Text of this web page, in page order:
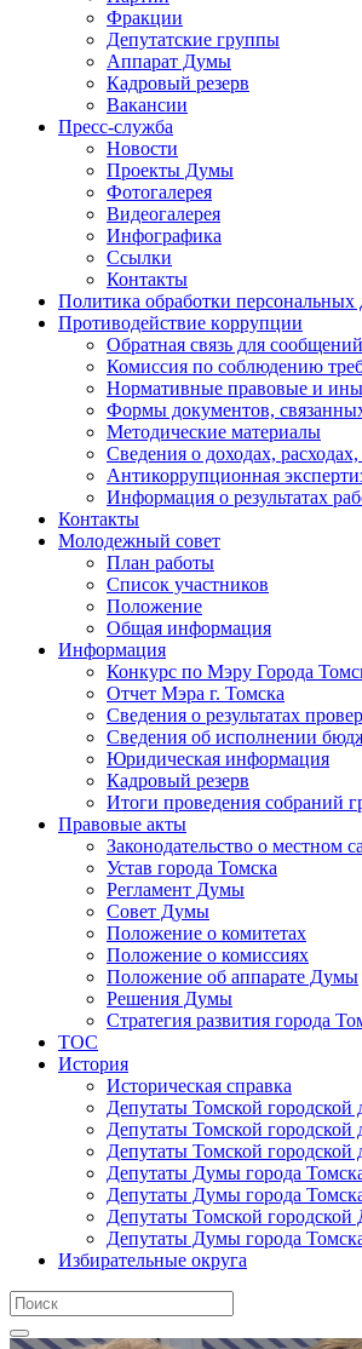
Фракции
Депутатские группы
Аппарат Думы
Кадровый резерв
Вакансии
Пресс-служба
Новости
Проекты Думы
Фотогалерея
Видеогалерея
Инфографика
Ссылки
Контакты
Политика обработки
Прoтивoдeйствие кoрpупции
Обратная связь для
Комиссия по соблюдению
Нормативные правовые и
Формы документов,
Методические материалы
Сведения о доходах,
Антикоррупционная
Информация о результатах
Контакты
Молодежный совет
План работы
Список участников
Положение
Общая информация
Информация
Конкурс по Мэру Города
Отчет Мэра г. Томска
Сведения о результатах
Сведения об исполнении
Юридическая информация
Кадровый резерв
Итоги проведения собраний
Правовые акты
Законодательство о местном
Устав города Томска
Регламент Думы
Совет Думы
Положение о комитетах
Положение о комиссиях
Положение об аппарате Думы
Решения Думы
Стратегия развития города
ТОС
История
Историческая справка
Депутаты Томской городской
Депутаты Томской городской
Депутаты Томской
Депутаты Думы города
Депутаты Думы города
Депутаты Томской
Депутаты Думы города
Избирательные округа